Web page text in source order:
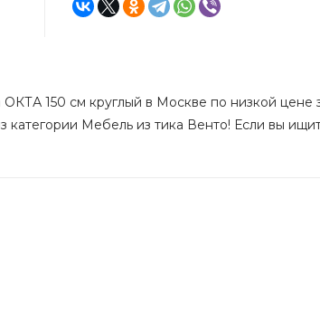
150 см круглый в Москве по низкой цене
Мебель из тика Венто! Если вы